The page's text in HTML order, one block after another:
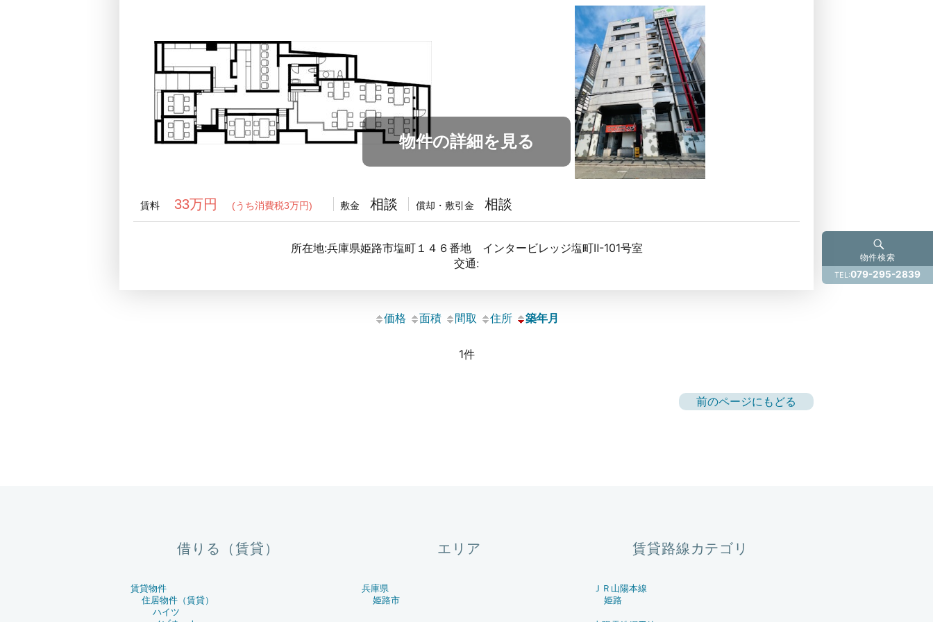
物件の詳細を見る
賃料 33万円 (うち消費税3万円) 敷金 相談 償却・敷引金 相談
所在地:兵庫県姫路市塩町１４６番地 インタービレッジ塩町Ⅱ-101号室
交通:
価格 面積 間取 住所 築年月
1件
前のページにもどる
物件検索
TEL:079-295-2839
借りる（賃貸）
賃貸物件
住居物件（賃貸）
ハイツ
エリア
兵庫県
姫路市
賃貸路線カテゴリ
ＪＲ山陽本線
姫路